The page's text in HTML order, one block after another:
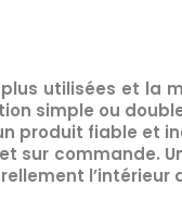
utilisées et la
simple ou
produit fiable et
sur commande.
l’intérieur